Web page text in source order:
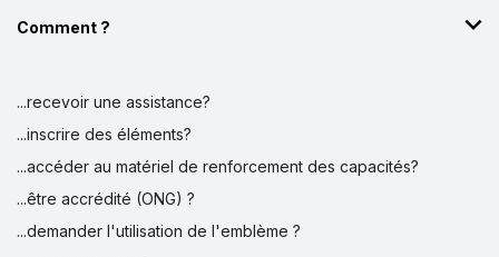
Comment ?
...recevoir une assistance?
...inscrire des éléments?
...accéder au matériel de renforcement des capacités?
...être accrédité (ONG) ?
...demander l'utilisation de l'emblème ?